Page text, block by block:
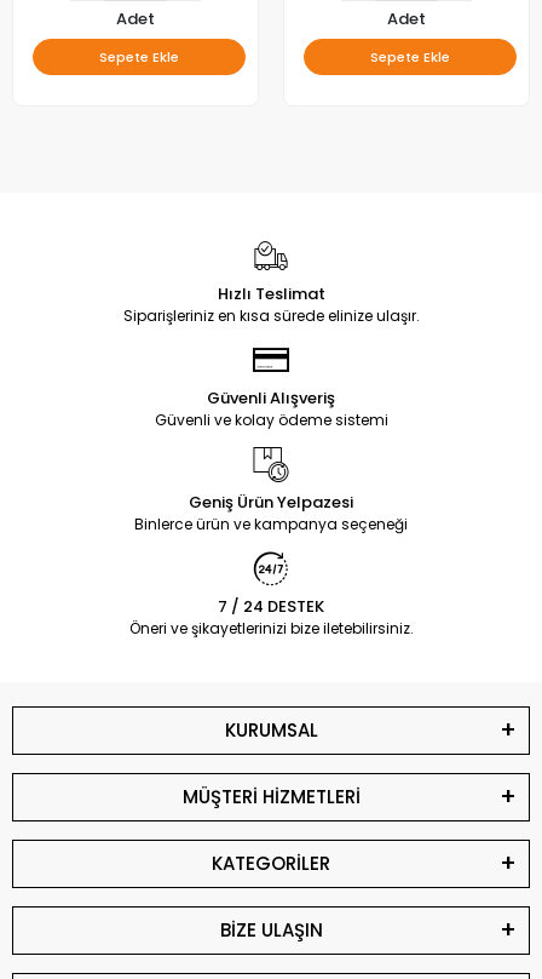
Adet
Sepete Ekle
Adet
Sepete Ekle
Hızlı Teslimat
Siparişleriniz en kısa sürede elinize ulaşır.
Güvenli Alışveriş
Güvenli ve kolay ödeme sistemi
Geniş Ürün Yelpazesi
Binlerce ürün ve kampanya seçeneği
7 / 24 DESTEK
Öneri ve şikayetlerinizi bize iletebilirsiniz.
KURUMSAL
MÜŞTERİ HİZMETLERİ
KATEGORİLER
BİZE ULAŞIN